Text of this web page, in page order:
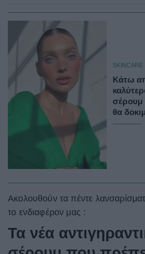
SKINCARE
Κάτω
θα
Ακολουθούν τα πέντε
το ενδιαφέρον μας :
Τα νέα